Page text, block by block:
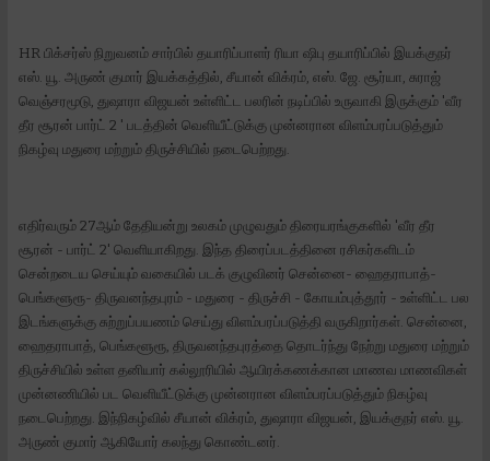
HR பிக்சர்ஸ் நிறுவனம் சார்பில் தயாரிப்பாளர் ரியா ஷிபு தயாரிப்பில் இயக்குநர்
எஸ். யூ. அருண் குமார் இயக்கத்தில், சீயான் விக்ரம், எஸ். ஜே. சூர்யா, சுராஜ்
வெஞ்சரமூடு, துஷாரா விஜயன் உள்ளிட்ட பலரின் நடிப்பில் உருவாகி இருக்கும் 'வீர
தீர சூரன் பார்ட் 2 ' படத்தின் வெளியீட்டுக்கு முன்னரான விளம்பரப்படுத்தும்
நிகழ்வு மதுரை மற்றும் திருச்சியில் நடைபெற்றது.
எதிர்வரும் 27ஆம் தேதியன்று உலகம் முழுவதும் திரையரங்குகளில் 'வீர தீர
சூரன் - பார்ட் 2' வெளியாகிறது. இந்த திரைப்படத்தினை ரசிகர்களிடம்
சென்றடைய செய்யும் வகையில் படக் குழுவினர் சென்னை- ஹைதராபாத்-
பெங்களூரூ- திருவனந்தபுரம் - மதுரை - திருச்சி - கோயம்புத்தூர் - உள்ளிட்ட பல
இடங்களுக்கு சுற்றுப்பயணம் செய்து விளம்பரப்படுத்தி வருகிறார்கள். சென்னை,
ஹைதராபாத், பெங்களூரூ, திருவனந்தபுரத்தை தொடர்ந்து நேற்று மதுரை மற்றும்
திருச்சியில் உள்ள தனியார் கல்லூரியில் ஆயிரக்கணக்கான மாணவ மாணவிகள்
முன்னணியில் பட வெளியீட்டுக்கு முன்னரான விளம்பரப்படுத்தும் நிகழ்வு
நடைபெற்றது. இந்நிகழ்வில் சீயான் விக்ரம், துஷாரா விஜயன், இயக்குநர் எஸ். யூ.
அருண் குமார் ஆகியோர் கலந்து கொண்டனர்.